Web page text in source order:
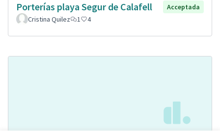
Porterías playa Segur de Calafell
Acceptada
Cristina Quilez
1 4